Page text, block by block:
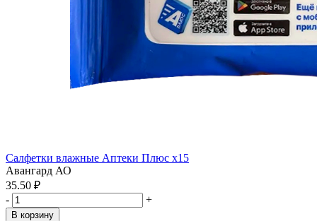
Салфетки влажные Аптеки Плюс x15
Авангард АО
35.50 ₽
-
+
В корзину